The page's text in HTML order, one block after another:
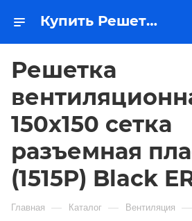
Купить Решетка вентиляционная 150х150 сетка разъемная пластик (1515P) Black ERA в Якутске — цена, характеристики, подбор | Востоктехторг
Решетка
150х150 сетка
разъемная
(1515P) Black
Главная — Каталог — Вентиляция —